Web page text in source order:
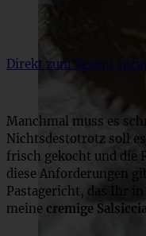
Direkt zum Rezept
Manchmal muss es
Nichtsdestotrotz soll
frisch gekocht und die
diese Anforderungen
Pastagericht, das Ihr in
meine cremige